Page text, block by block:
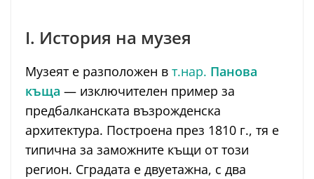
I. История на музея
Музеят е разположен в т.нар. Панова
къща — изключителен пример за
предбалканската възрожденска
архитектура. Построена през 1810 г., тя е
типична за заможните къщи от този
регион. Сградата е двуетажна, с два